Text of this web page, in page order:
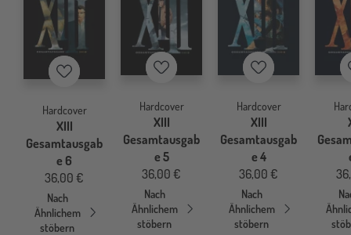
Merkzettel
Hardcover
XIII
Gesamtausgab
e 6
36,00 €
Nach
Ähnlichem
stöbern
Merkzettel
Hardcover
XIII
Gesamtausgab
e 5
36,00 €
Nach
Ähnlichem
stöbern
Merkzettel
Hardcover
XIII
Gesamtausgab
e 4
36,00 €
Nach
Ähnlichem
stöbern